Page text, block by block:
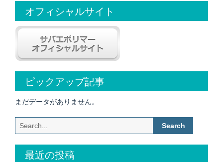
オフィシャルサイト
ピックアップ記事
まだデータがありません。
Search
for:
最近の投稿